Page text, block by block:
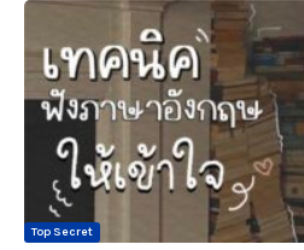
Top Secret